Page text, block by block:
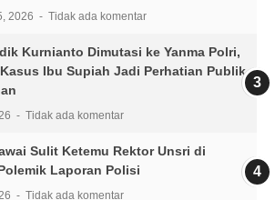
2026 Tidak ada komentar
Kurnianto Dimutasi ke Yanma Polri,
Ibu Supiah Jadi Perhatian Publik
Tidak ada komentar
Sulit Ketemu Rektor Unsri di
Laporan Polisi
Tidak ada komentar